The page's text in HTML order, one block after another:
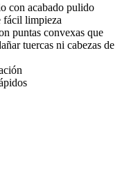
con acabado pulido
fácil limpieza
puntas convexas que
tuercas ni cabezas de